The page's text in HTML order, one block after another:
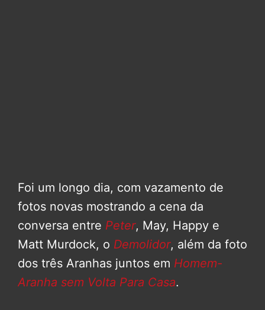
Foi um longo dia, com vazamento de
fotos novas mostrando a cena da
conversa entre Peter, May, Happy e
Matt Murdock, o Demolidor, além da foto
dos três Aranhas juntos em Homem-
Aranha sem Volta Para Casa.